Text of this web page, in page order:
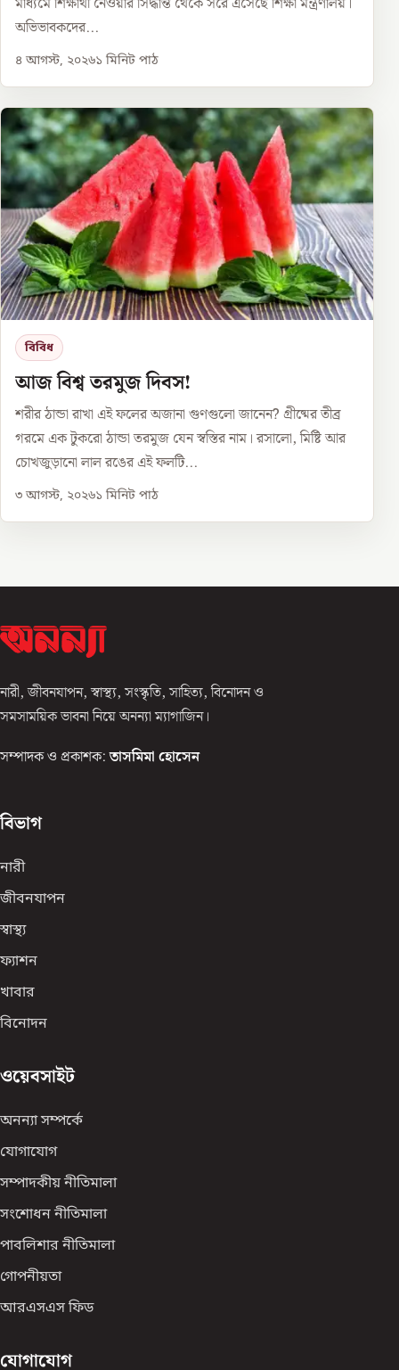
অভিভাবকদের...
৪ আগস্ট, ২০২৬১ মিনিট পাঠ
বিবিধ
আজ বিশ্ব তরমুজ দিবস!
শরীর ঠান্ডা রাখা এই ফলের অজানা গুণগুলো জানেন? গ্রীষ্মের তীব্র
গরমে এক টুকরো ঠান্ডা তরমুজ যেন স্বস্তির নাম। রসালো, মিষ্টি আর
চোখজুড়ানো লাল রঙের এই ফলটি...
৩ আগস্ট, ২০২৬১ মিনিট পাঠ
নারী, জীবনযাপন, স্বাস্থ্য, সংস্কৃতি, সাহিত্য, বিনোদন ও
সমসাময়িক ভাবনা নিয়ে অনন্যা ম্যাগাজিন।
সম্পাদক ও প্রকাশক: তাসমিমা হোসেন
বিভাগ
নারী
জীবনযাপন
স্বাস্থ্য
ফ্যাশন
খাবার
বিনোদন
ওয়েবসাইট
অনন্যা সম্পর্কে
যোগাযোগ
সম্পাদকীয় নীতিমালা
সংশোধন নীতিমালা
পাবলিশার নীতিমালা
গোপনীয়তা
আরএসএস ফিড
যোগাযোগ